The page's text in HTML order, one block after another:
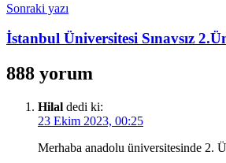
Sonraki yazı
İstanbul Üniversitesi Sınavsız
888 yorum
Hilal dedi ki:
23 Ekim 2023, 00:25
Merhaba anadolu üniversitesinde 2.